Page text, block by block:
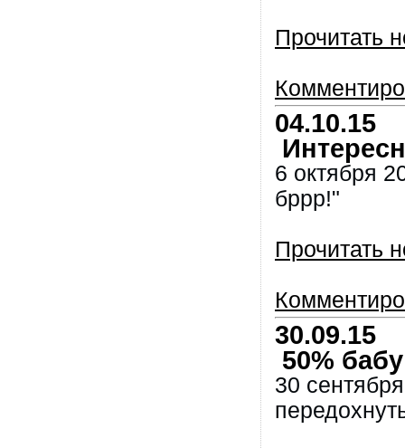
Прочитать
04.10.15
6 октября
бррр!"
Прочитать
30.09.15
50%
30